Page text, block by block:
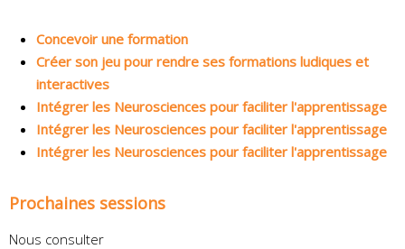
Concevoir une formation
Créer son jeu pour rendre ses formations ludiques et
interactives
Intégrer les Neurosciences pour faciliter l'apprentissage
Intégrer les Neurosciences pour faciliter l'apprentissage
Intégrer les Neurosciences pour faciliter l'apprentissage
Prochaines sessions
Nous consulter